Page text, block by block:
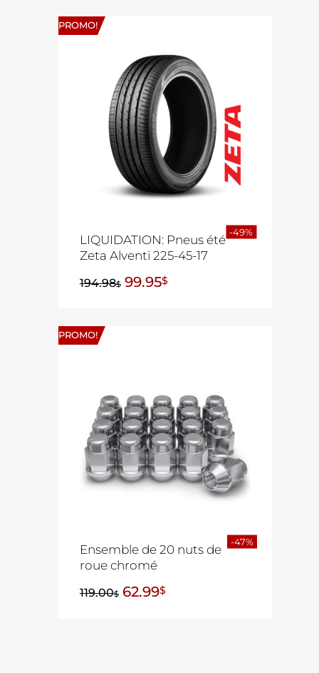
PROMO!
LIQUIDATION: Pneus été
Zeta Alventi 225-45-17
194.98$ 99.95$
-49%
PROMO!
Ensemble de 20 nuts de
roue chromé
119.00$ 62.99$
-47%